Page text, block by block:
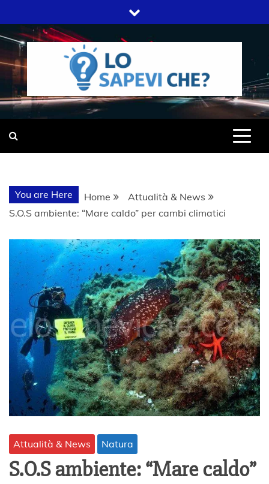
to
content
LO SAPEVI
CHE?
SITO WEB DEL GRUPPO LIFELIVE
You are Here Home
Attualità & News
S.O.S ambiente: “Mare caldo” per cambi climatici
Attualità & News Natura
S.O.S ambiente: “Mare caldo”